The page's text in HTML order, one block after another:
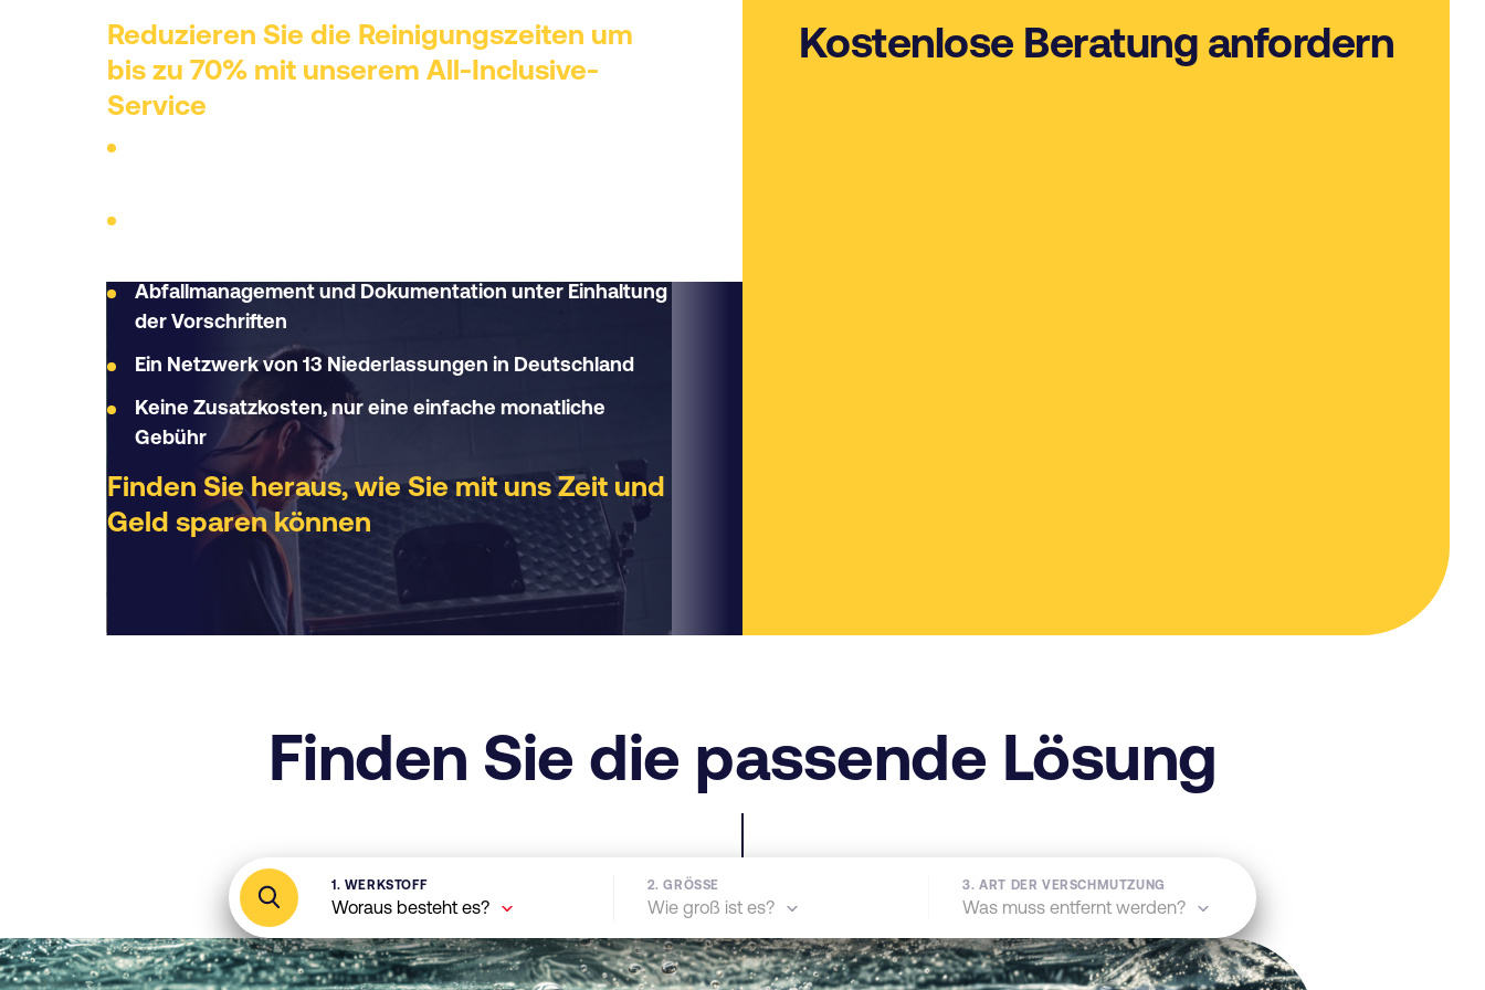
Reduzieren Sie die Reinigungszeiten um
bis zu 70% mit unserem All-Inclusive-
Service
Abfallmanagement und Dokumentation unter Einhaltung
der Vorschriften
Ein Netzwerk von 13 Niederlassungen in Deutschland
Keine Zusatzkosten, nur eine einfache monatliche
Gebühr
Finden Sie heraus, wie Sie mit uns Zeit und
Geld sparen können
Kostenlose Beratung anfordern
Finden Sie die passende Lösung
1. WERKSTOFF
Woraus besteht es?
2. GRÖSSE
Wie groß ist es?
3. ART DER VERSCHMUTZUNG
Was muss entfernt werden?